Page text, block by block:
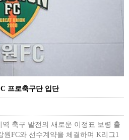
프로축구단 입단
축구 발전의 새로운 이정표 보령 출
원FC와 선수계약을 체결하며 K리그1